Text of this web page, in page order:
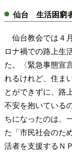
仙台 生活困窮
仙台教会では４
ロナ禍での路上生
た。〈緊急事態宣
れるけれど、住ま
とができずに、路
不安を抱いている
ちになったのは、
た「市民社会のた
活者を支援するＮ